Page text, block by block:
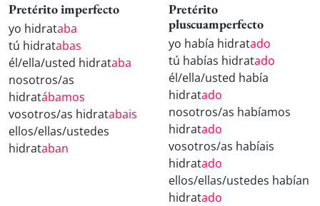
Pretérito imperfecto
yo hidrataba
tú hidratabas
él/ella/usted hidrataba
nosotros/as
hidratábamos
vosotros/as hidratabais
ellos/ellas/ustedes
hidrataban
Pretérito
pluscuamperfecto
yo había hidratado
tú habías hidratado
él/ella/usted había
hidratado
nosotros/as habíamos
hidratado
vosotros/as habíais
hidratado
ellos/ellas/ustedes habían
hidratado